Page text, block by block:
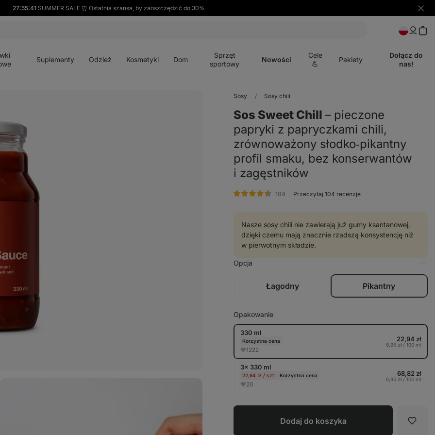
27:55:40 SUMMER SALE ⏰ Ostatnia szansa, by zaoszczędzić do 30%
Ukryj
Suplementy Odzież Kosmetyki Dom
Sprzęt
sportowy
Nowości
Cele
💪
menu
Pakiety
Dołącz do
nas!
Sosy Sosy chili
Sos Sweet Chill ⁠–⁠ pieczone
papryki z papryczkami chili,
zrównoważony słodko‑pikantny
profil smaku, bez konserwantów
i zagęstników
104 ocena
Przeczytaj 104 recenzje
Nasze sosy chili nie zawierają już gumy ksantanowej,
dzięki czemu mają znacznie rzadszą konsystencję niż
w pierwotnym składzie.
Opcja
w
Łagodny Pikantny
Opakowanie
330 ml
Korzystna cena
1222
22,94 zł
6,95 zł / 100 ml
3× 330 ml
22,94 zł / szt. Korzystna cena
20
68,82 zł
6,95 zł / 100 ml
Dodaj do koszyka